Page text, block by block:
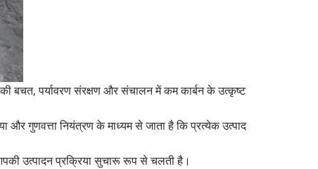
बचत, पर्यावरण संरक्षण और संचालन में कम कार्बन के उत्कृष्ट
और गुणवत्ता नियंत्रण के माध्यम से जाता है कि प्रत्येक उत्पाद
उत्पादन प्रक्रिया सुचारू रूप से चलती है।